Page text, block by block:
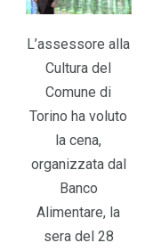
L’assessore alla
Cultura del
Comune di
Torino ha voluto
la cena,
organizzata dal
Banco
Alimentare, la
sera del 28